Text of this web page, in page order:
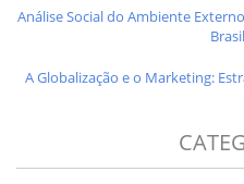
Análise Social do Ambiente
A Globalização e o Marketing: